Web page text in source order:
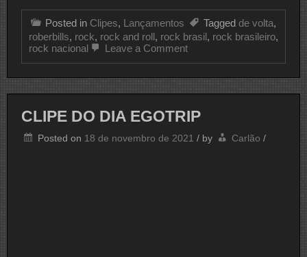
Posted in Clipes, Lançamentos Tagged de volta,
roberbills, rock, rock and roll, rock brasil, rock brasileiro,
rock nacional
Leave a Commenton
CLIPE DO DIA EGOTRIP
Posted on 18 de novembro de 2021 / by Carlão /